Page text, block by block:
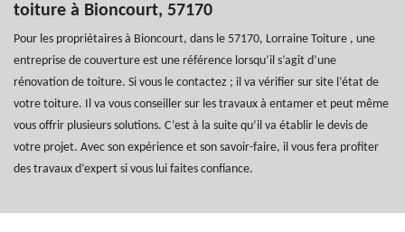
toiture à Bioncourt, 57170
Pour les propriétaires à Bioncourt, dans le 57170, Lorraine Toiture , une
entreprise de couverture est une référence lorsqu’il s’agit d’une
rénovation de toiture. Si vous le contactez ; il va vérifier sur site l’état de
votre toiture. Il va vous conseiller sur les travaux à entamer et peut même
vous offrir plusieurs solutions. C’est à la suite qu’il va établir le devis de
votre projet. Avec son expérience et son savoir-faire, il vous fera profiter
des travaux d’expert si vous lui faites confiance.